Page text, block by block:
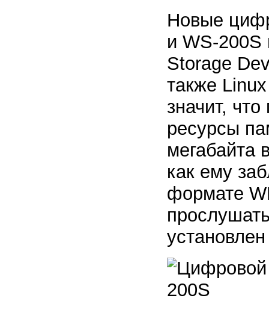
Новые
и WS-200S
Storage
также
значит,
ресурсы
мегабайта
как ему
формате